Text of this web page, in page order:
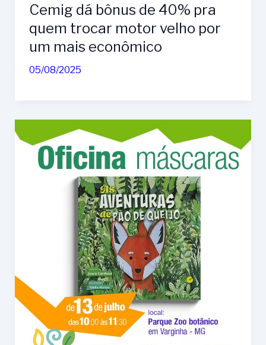
Cemig dá bônus de 40% pra
quem trocar motor velho por
um mais econômico
05/08/2025